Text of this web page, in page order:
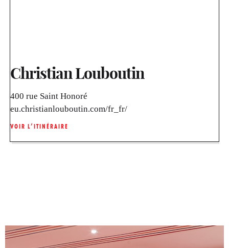
Christian Louboutin
400 rue Saint Honoré
eu.christianlouboutin.com/fr_fr/
VOIR L’ITINÉRAIRE